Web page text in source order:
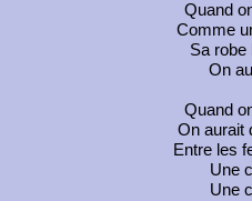
Quand
Comme
Sa robe
On
Quand
On aurait
Entre les
Une
Une